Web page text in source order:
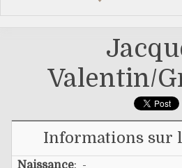
Valentin/
Informations sur
Naissance: -